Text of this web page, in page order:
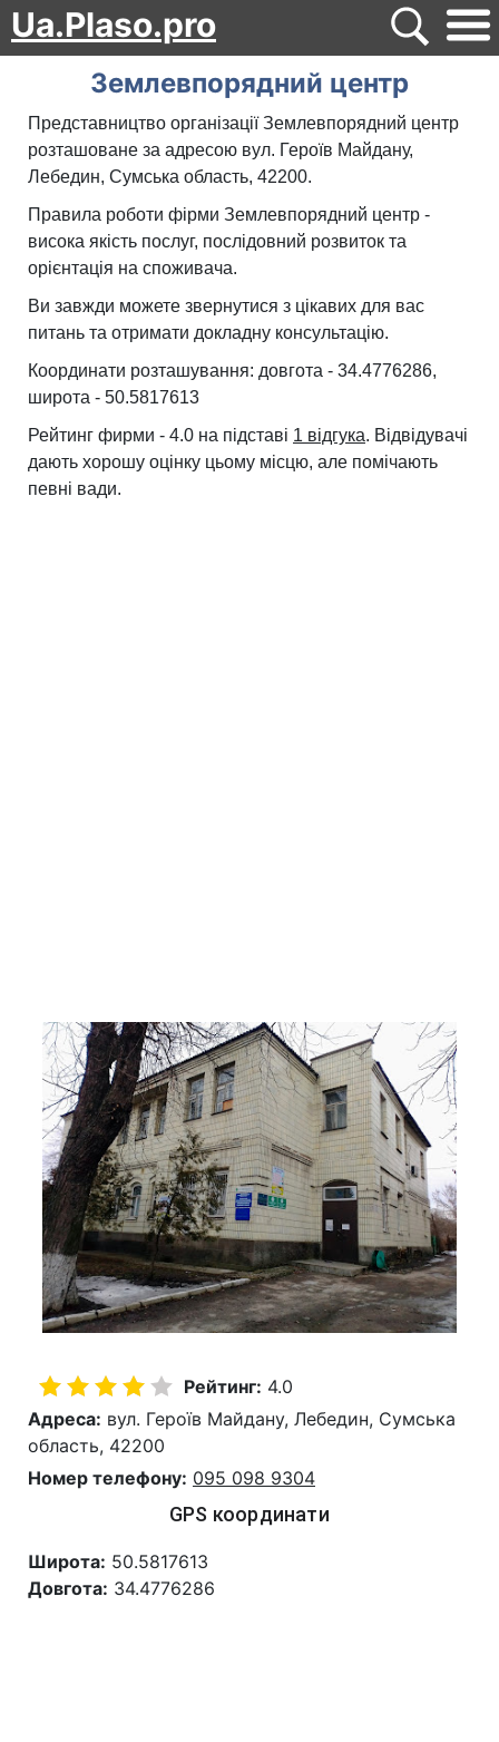
Ua.Plaso.pro
Землевпорядний центр
Представництво організації Землевпорядний центр
розташоване за адресою вул. Героїв Майдану,
Лебедин, Сумська область, 42200.
Правила роботи фірми Землевпорядний центр -
висока якість послуг, послідовний розвиток та
орієнтація на споживача.
Ви завжди можете звернутися з цікавих для вас
питань та отримати докладну консультацію.
Координати розташування: довгота - 34.4776286,
широта - 50.5817613
Рейтинг фирми - 4.0 на підставі 1 відгука. Відвідувачі
дають хорошу оцінку цьому місцю, але помічають
певні вади.
Рейтинг: 4.0
Адреса: вул. Героїв Майдану, Лебедин, Сумська
область, 42200
Номер телефону: 095 098 9304
GPS координати
Широта: 50.5817613
Довгота: 34.4776286